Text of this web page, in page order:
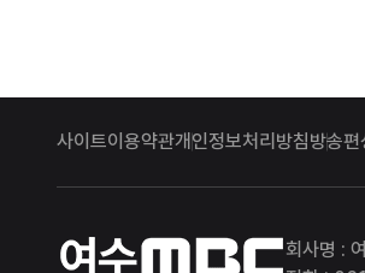
사이트이용약관개인정보처리방침방송
여수MBC 회사명 :